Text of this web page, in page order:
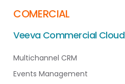
COMERCIAL
Veeva Commercial Cloud
Multichannel CRM
Events Management